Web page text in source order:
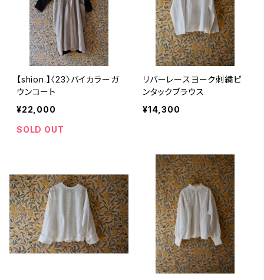
【shion.】〈23〉バイカラーガ
ウンコート
¥22,000
SOLD OUT
リバーレースヨーク刺繍ピ
ンタックブラウス
¥14,300